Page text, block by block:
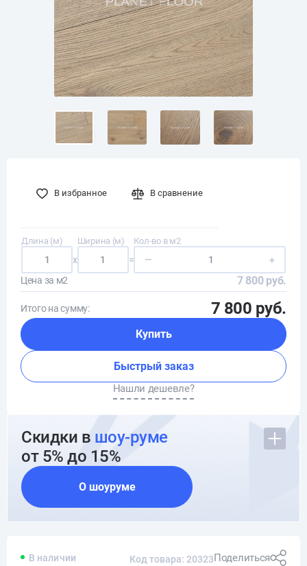
В избранное В сравнение
Длина (м)
x
Ширина (м)
=
Кол-во в м2
—
+
Цена за м2
7 800 руб.
Итого на сумму: 7 800 руб.
Купить
Быстрый заказ
Нашли дешевле?
Скидки в шоу-руме
от 5% до 15%
О шоуруме
В наличии Код товара: 20323Поделиться